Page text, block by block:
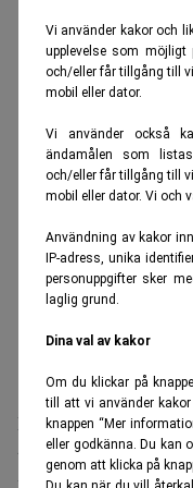
Vi använder kakor och
upplevelse som möjligt
och/eller får tillgång till
mobil eller dator.
Vi använder också
ändamålen som
och/eller får tillgång till
mobil eller dator. Vi och
Användning av kakor
IP-adress, unika
personuppgifter sker
laglig grund.
Dina val av kakor
Om du klickar på
till att vi använder
knappen “Mer
eller godkänna. Du kan
genom att klicka på
ANNONS
Målet är att flytta
till långsiktig